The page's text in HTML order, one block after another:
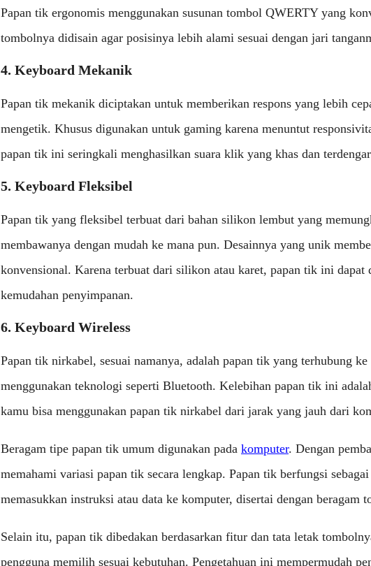
Papan tik ergonomis menggunakan susunan tombol QWERTY yang
tombolnya didisain agar posisinya lebih alami sesuai dengan jari
4. Keyboard Mekanik
Papan tik mekanik diciptakan untuk memberikan respons yang lebih
mengetik. Khusus digunakan untuk gaming karena menuntut
papan tik ini seringkali menghasilkan suara klik yang khas dan
5. Keyboard Fleksibel
Papan tik yang fleksibel terbuat dari bahan silikon lembut yang
membawanya dengan mudah ke mana pun. Desainnya yang unik
konvensional. Karena terbuat dari silikon atau karet, papan tik ini dapat
kemudahan penyimpanan.
6. Keyboard Wireless
Papan tik nirkabel, sesuai namanya, adalah papan tik yang terhubung
menggunakan teknologi seperti Bluetooth. Kelebihan papan tik ini
kamu bisa menggunakan papan tik nirkabel dari jarak yang jauh dari
Beragam tipe papan tik umum digunakan pada komputer. Dengan
memahami variasi papan tik secara lengkap. Papan tik berfungsi
memasukkan instruksi atau data ke komputer, disertai dengan beragam
Selain itu, papan tik dibedakan berdasarkan fitur dan tata letak
pengguna memilih sesuai kebutuhan. Pengetahuan ini mempermudah